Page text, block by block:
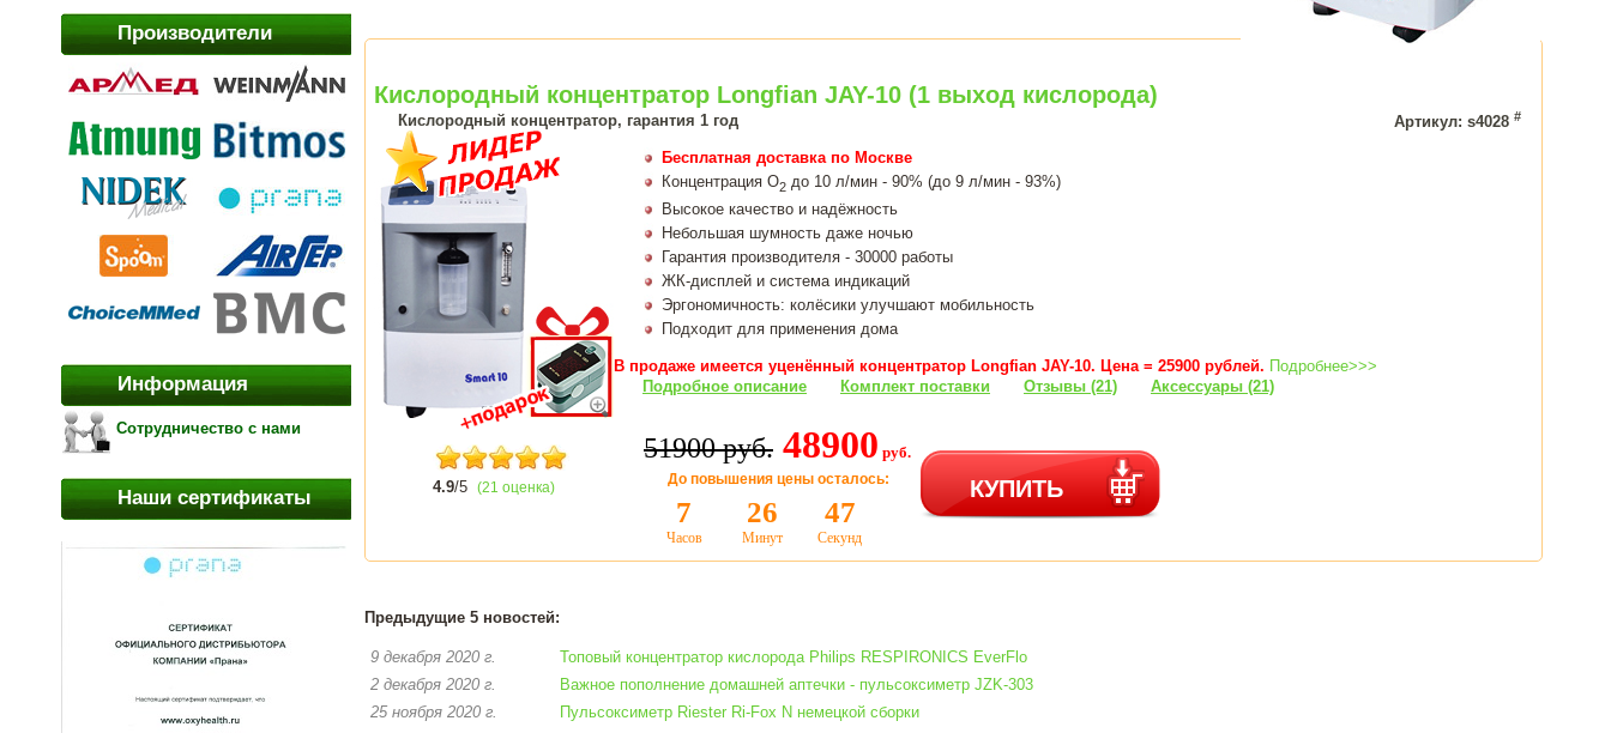
Производители
Информация
Сотрудничество с нами
Наши сертификаты
Кислородный концентратор Longfian JAY-10 (1 выход кислорода)
Кислородный концентратор, гарантия 1 год Артикул: s4028 #
4.9/5 (21 оценка)
Бесплатная доставка по Москве
Концентрация О2 до 10 л/мин - 90% (до 9 л/мин - 93%)
Высокое качество и надёжность
Небольшая шумность даже ночью
Гарантия производителя - 30000 работы
ЖК-дисплей и система индикаций
Эргономичность: колёсики улучшают мобильность
Подходит для применения дома
В продаже имеется уценённый концентратор Longfian JAY-10. Цена = 25900 рублей. Подробнее>>>
Подробное описание
Комплект поставки Отзывы (21) Аксессуары (21)
51900 руб. 48900 руб.
До повышения цены осталось:
7
Часов
26
Минут
47
Секунд
КУПИТЬ
Предыдущие 5 новостей:
9 декабря 2020 г.
Топовый концентратор кислорода Philips RESPIRONICS EverFlo
2 декабря 2020 г.
Важное пополнение домашней аптечки - пульсоксиметр JZK-303
25 ноября 2020 г.
Пульсоксиметр Riester Ri-Fox N немецкой сборки